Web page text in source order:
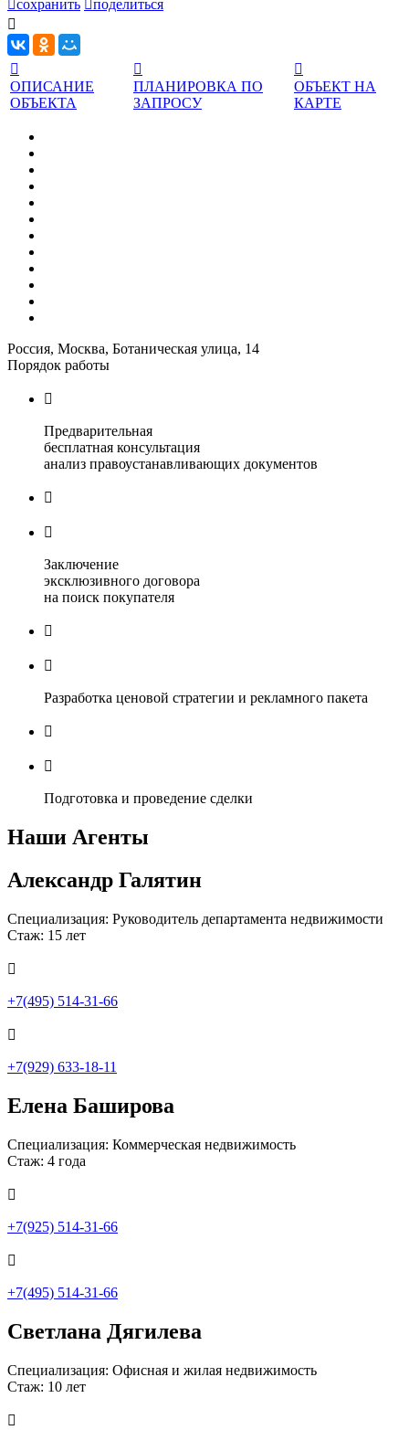
сохранить поделиться


ОПИСАНИЕ
ОБЪЕКТА

ПЛАНИРОВКА ПО
ЗАПРОСУ

ОБЪЕКТ НА
КАРТЕ
Россия, Москва, Ботаническая улица, 14
Порядок работы

Предварительная
бесплатная консультация
анализ правоустанавливающих документов


Заключение
эксклюзивного договора
на поиск покупателя


Разработка ценовой стратегии и рекламного пакета


Подготовка и проведение сделки
Наши Агенты
Александр Галятин
Специализация: Руководитель департамента недвижимости
Стаж: 15 лет

+7(495) 514-31-66

+7(929) 633-18-11
Елена Баширова
Специализация: Коммерческая недвижимость
Стаж: 4 года

+7(925) 514-31-66

+7(495) 514-31-66
Светлана Дягилева
Специализация: Офисная и жилая недвижимость
Стаж: 10 лет
